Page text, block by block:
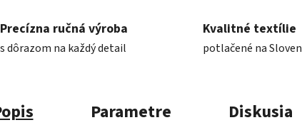
Precízna ručná výroba
s dôrazom na každý detail
Kvalitné textílie
potlačené na
Parametre
Diskusia